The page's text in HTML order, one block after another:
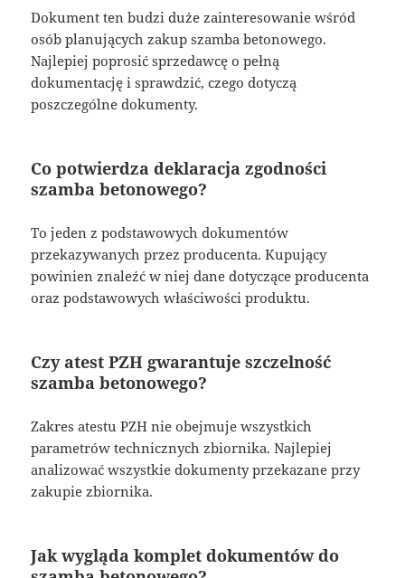
Dokument ten budzi duże zainteresowanie wśród
osób planujących zakup szamba betonowego.
Najlepiej poprosić sprzedawcę o pełną
dokumentację i sprawdzić, czego dotyczą
poszczególne dokumenty.
Co potwierdza deklaracja zgodności
szamba betonowego?
To jeden z podstawowych dokumentów
przekazywanych przez producenta. Kupujący
powinien znaleźć w niej dane dotyczące producenta
oraz podstawowych właściwości produktu.
Czy atest PZH gwarantuje szczelność
szamba betonowego?
Zakres atestu PZH nie obejmuje wszystkich
parametrów technicznych zbiornika. Najlepiej
analizować wszystkie dokumenty przekazane przy
zakupie zbiornika.
Jak wygląda komplet dokumentów do